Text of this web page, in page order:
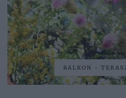
BALKON -